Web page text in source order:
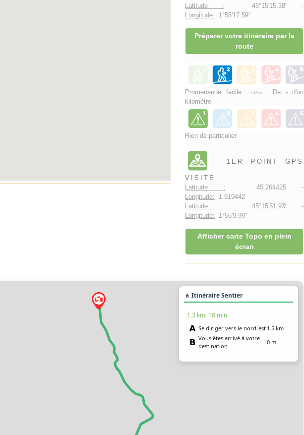
Latitude : 45°15'15.38" -
Longitude: 1°55'17.59"
Préparer votre itinéraire par la
route
Promenande facileet/ou
De - d'un
kilomètre
Rien de particulier
1ER POINT GPS
VISITE
Latitude : 45.264425 -
Longitude: 1.919442
Latitude : 45°15'51.93" -
Longitude: 1°55'9.99"
Afficher carte Topo en plein
écran
🚶 Itinéraire Sentier
1.3 km, 18 min
Se diriger vers le nord-est 1.5 km
Vous êtes arrivé à votre
destination
0 m